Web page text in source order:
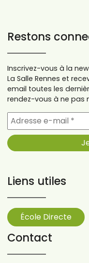
Restons
Inscrivez-vous à la
La Salle Rennes et
email toutes les
rendez-vous à ne pas
Liens utiles
École Directe
Contact